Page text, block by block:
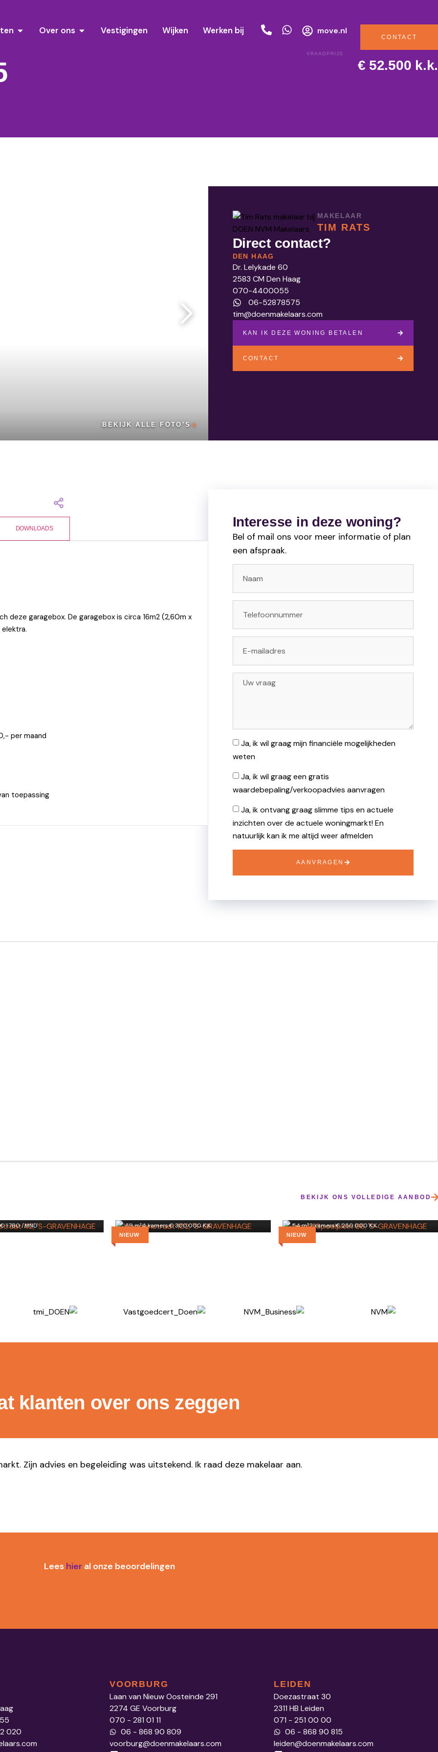
Over ons Vestigingen Wijken Werken bij move.nl
CONTACT
VRAAGPRIJS
€ 52.500 k.k.
BEKIJK ALLE FOTO’S
MAKELAAR
TIM RATS
Direct contact?
DEN HAAG
Dr. Lelykade 60
2583 CM Den Haag
070-4400055
06-52878575
tim@doenmakelaars.com
KAN IK DEZE WONING BETALEN
CONTACT
DOWNLOADS
deze garagebox. De garagebox is circa 16m2 (2,60m x
per maand
toepassing
Interesse in deze woning?
Bel of mail ons voor meer informatie of plan
een afspraak.
Ja, ik wil graag mijn financiële mogelijkheden
weten
Ja, ik wil graag een gratis
waardebepaling/verkoopadvies aanvragen
Ja, ik ontvang graag slimme tips en actuele
inzichten over de actuele woningmarkt! En
natuurlijk kan ik me altijd weer afmelden
AANVRAGEN
BEKIJK ONS VOLLEDIGE AANBOD
42
€ 1.780 /MND
NIEUW
69 m²·4 kamers·€ 300.000 K.K.
NIEUW
Arnold Spoelplein 66
54 m²·2 kamers·€ 250.000 K.K.
klanten over ons zeggen
Zijn advies en begeleiding was uitstekend. Ik raad deze makelaar aan.
Lees hier al onze beoordelingen
020
VOORBURG
Laan van Nieuw Oosteinde 291
2274 GE Voorburg
070 - 281 01 11
06 - 868 90 809
voorburg@doenmakelaars.com
LEIDEN
Doezastraat 30
2311 HB Leiden
071 - 251 00 00
06 - 868 90 815
leiden@doenmakelaars.com